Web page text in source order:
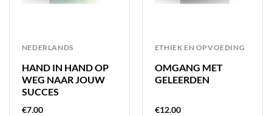
NEDERLANDS
HAND IN HAND OP
WEG NAAR JOUW
SUCCES
€7.00
ETHIEK EN OPVOEDING
OMGANG MET
GELEERDEN
€12.00